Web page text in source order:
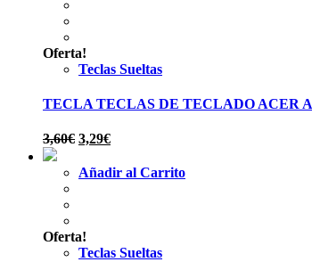
Oferta!
Teclas Sueltas
TECLA TECLAS DE TECLADO ACER
3,60€ El
original
3,29€El
actual
Añadir al Carrito
Oferta!
Teclas Sueltas